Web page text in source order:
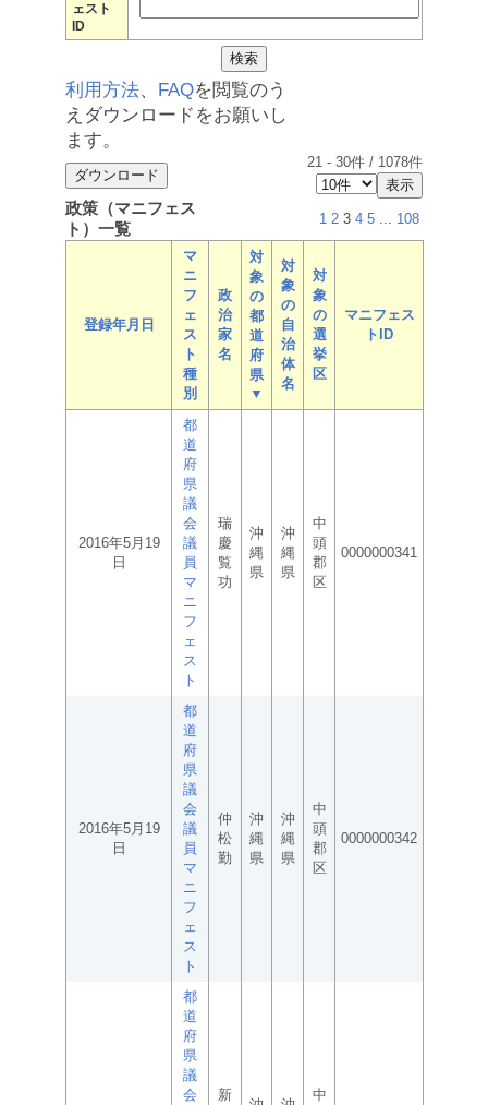
ェスト
ID
利用方法、 FAQを閲覧のう
えダウンロードをお願いし
ます。
21 - 30件 / 1078件
政策（マニフェス
ト）一覧
1 2 3 4 5 ... 108
登録年月日
マ
ニ
フ
ェ
ス
ト
種
別
政
治
家
名
対
象
の
都
道
府
県
▼
対
象
の
自
治
体
名
対
象
の
選
挙
区
マニフェス
トID
2016年5月19
日
都
道
府
県
議
会
議
員
マ
ニ
フ
ェ
ス
ト
瑞
慶
覧
功
沖
縄
県
沖
縄
県
中
頭
郡
区
0000000341
2016年5月19
日
都
道
府
県
議
会
議
員
マ
ニ
フ
ェ
ス
ト
仲
松
勤
沖
縄
県
沖
縄
県
中
頭
郡
区
0000000342
都
道
府
県
議
会
新 中